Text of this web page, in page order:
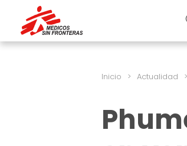
Inicio > Actualidad >